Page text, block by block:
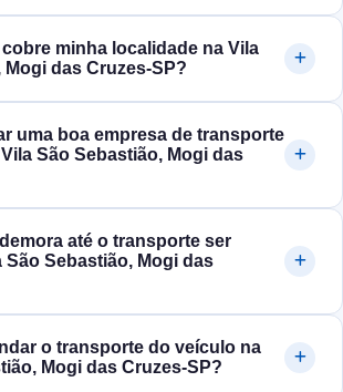
minha localidade na Vila
das Cruzes‑SP?
uma boa empresa de transporte
São Sebastião, Mogi das
até o transporte ser
São Sebastião, Mogi das
o transporte do veículo na
Mogi das Cruzes‑SP?